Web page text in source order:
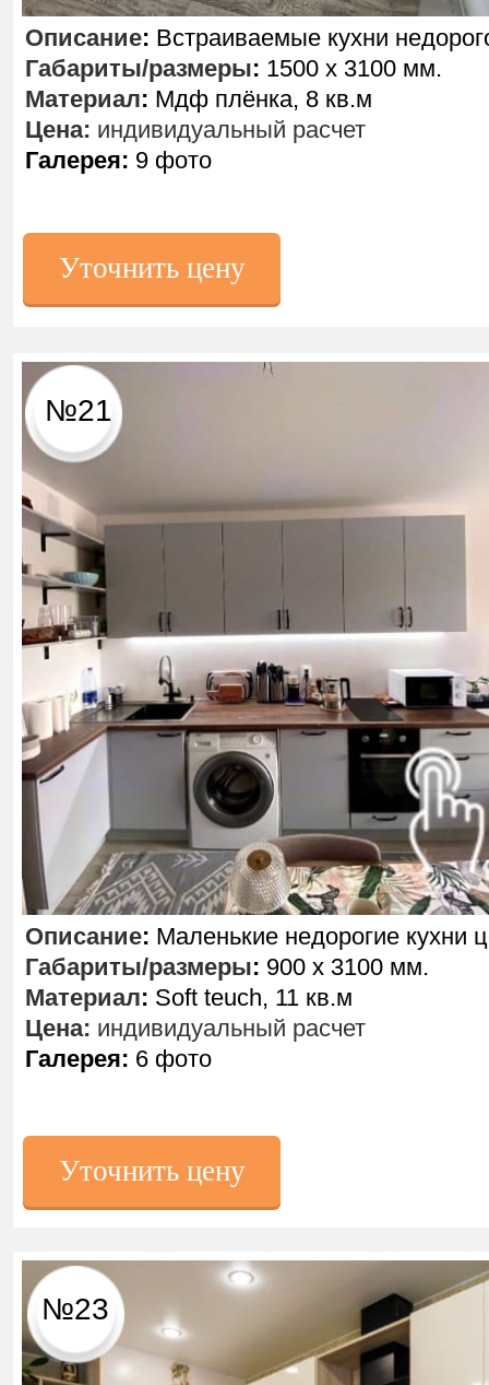
Описание: Встраиваемые кухни
Габариты/размеры: 1500 х 3100 мм.
Материал: Мдф плёнка, 8 кв.м
Цена: индивидуальный расчет
Галерея: 9 фото
Уточнить цену
Описание: Маленькие недорогие кухни
Габариты/размеры: 900 х 3100 мм.
Материал: Soft teuch, 11 кв.м
Цена: индивидуальный расчет
Галерея: 6 фото
Уточнить цену
№23
№21